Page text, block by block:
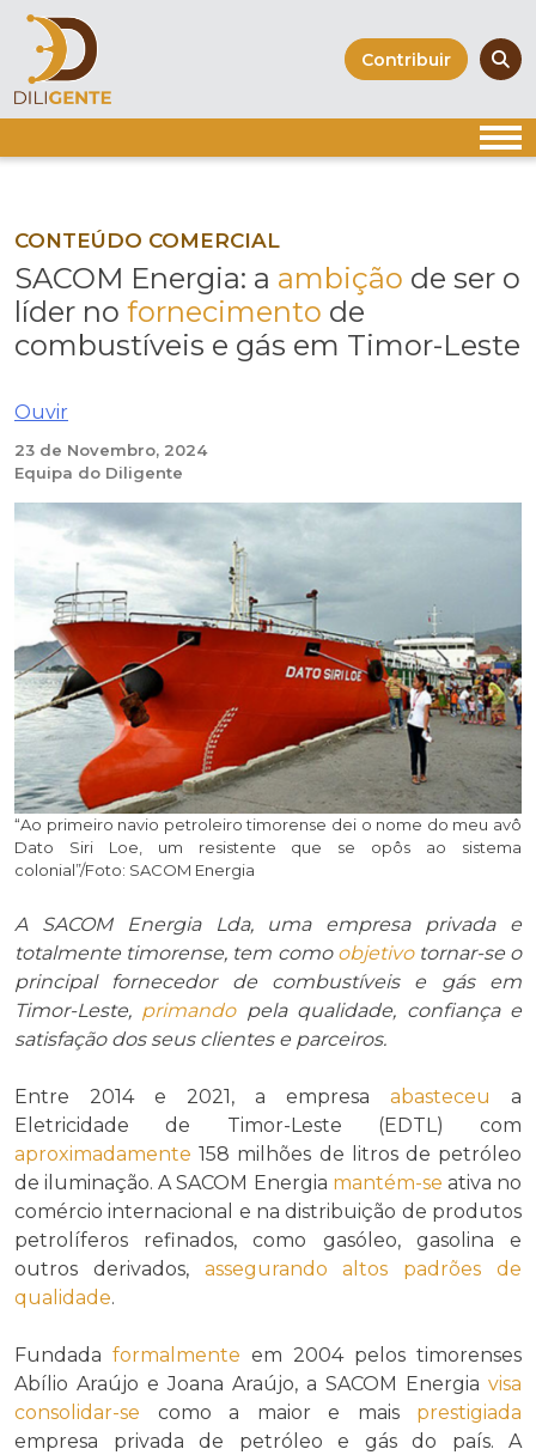
Skip
content
Contribuir
CONTEÚDO COMERCIAL
SACOM Energia: a ambição de ser o
líder no fornecimento de
combustíveis e gás em Timor-Leste
Ouvir
23 de Novembro, 2024
Equipa do Diligente
“Ao primeiro navio petroleiro timorense dei o nome do meu avô
Dato Siri Loe, um resistente que se opôs ao sistema
colonial”/Foto: SACOM Energia
A SACOM Energia Lda, uma empresa privada e
totalmente timorense, tem como objetivotornar-se o
principal fornecedor de combustíveis e gás em
Timor-Leste, primandopela qualidade, confiança e
satisfação dos seus clientes e parceiros.
Entre 2014 e 2021, a empresa abasteceu
a
Eletricidade de Timor-Leste (EDTL) com
aproximadamente 158 milhões de litros de petróleo
de iluminação. A SACOM Energia mantém-se ativa no
comércio internacional e na distribuição de produtos
petrolíferos refinados, como gasóleo, gasolina e
outros derivados, assegurando
altos padrões de
qualidade.
Fundada formalmente em 2004 pelos timorenses
Abílio Araújo e Joana Araújo, a SACOM Energia visa
consolidar-se como a maior e mais prestigiada
empresa privada de petróleo e gás do país. A